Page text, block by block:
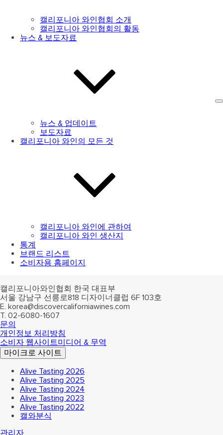
캘리포니아 와인협회 소개
캘리포니아 와인협회의 활동
뉴스 & 보도자료
뉴스 & 업데이트
보도자료
캘리포니아 와인의 모든 것
캘리포니아 와인에 관하여
캘리포니아 와인 생산지
통계
브랜드 리스트
소비자용 홈페이지
캘리포니아와인협회 한국 대표부
서울 강남구 선릉로818 디자이너클럽 6F 103호
E. korea@discovercaliforniawines.com
T. 02-6080-1607
문의
개인정보 처리방침
소비자 웹사이트미디어 & 무역
마이크로 사이트
Alive Tasting 2026
Alive Tasting 2025
Alive Tasting 2024
Alive Tasting 2023
Alive Tasting 2022
캘와분식
관리자